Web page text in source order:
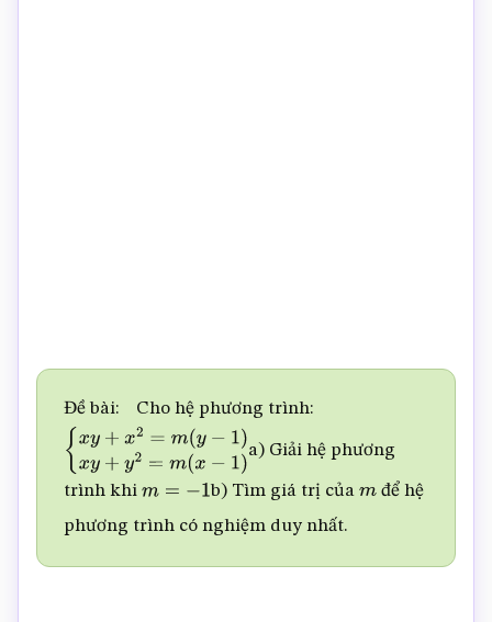
Đề bài: Cho hệ phương trình:
{x y+ x2 =m (y −1)xy + y2=m(x− 1)
a) Giải hệ phương
trình khi m=− b) Tìm giá trị củam để hệ
phương trình có nghiệm duy nhất.